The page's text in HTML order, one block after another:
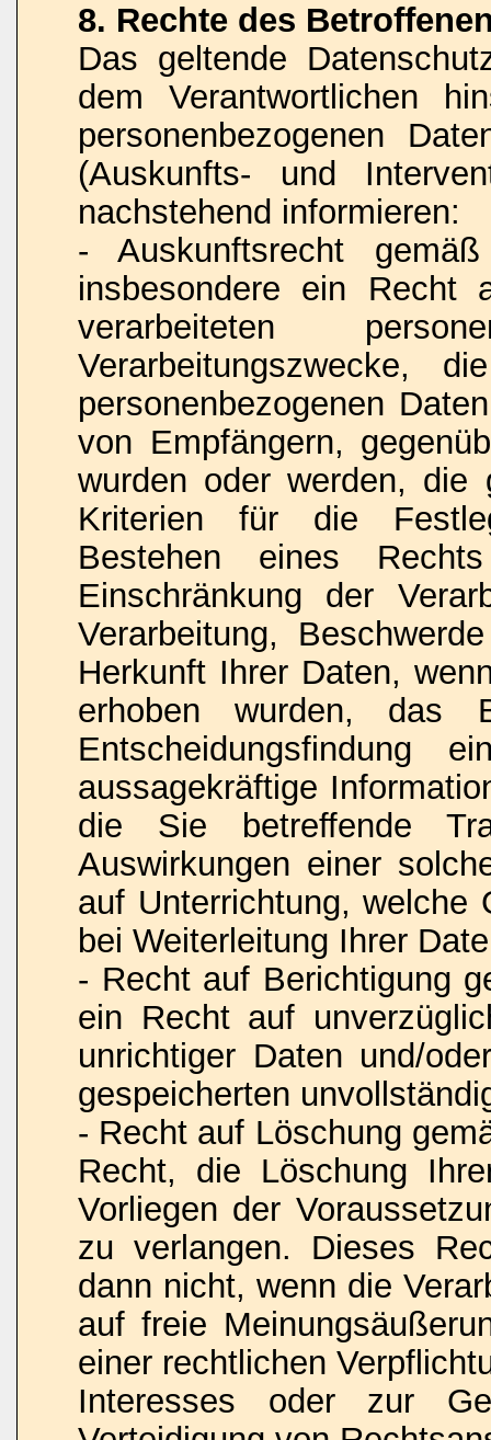
8. Rechte des
Das geltende
dem Verantwortlichen
personenbezogenen
(Auskunfts- und
nachstehend informieren:
- Auskunftsrecht
insbesondere ein Recht
verarbeiteten
Verarbeitungszwecke,
personenbezogenen
von Empfängern,
wurden oder werden, die
Kriterien für die
Bestehen eines
Einschränkung der
Verarbeitung,
Herkunft Ihrer Daten,
erhoben wurden, das
Entscheidungsfindung
aussagekräftige
die Sie betreffende
Auswirkungen einer
auf Unterrichtung, welche
bei Weiterleitung Ihrer
- Recht auf Berichtigung
ein Recht auf
unrichtiger Daten und/
gespeicherten
- Recht auf Löschung
Recht, die Löschung
Vorliegen der
zu verlangen. Dieses
dann nicht, wenn die
auf freie
einer rechtlichen
Interesses oder zur